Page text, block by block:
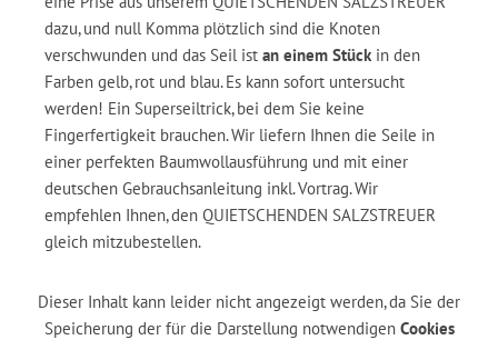
dazu, und null Komma plötzlich sind die Knoten
verschwunden und das Seil ist an einem Stück in den
Farben gelb, rot und blau. Es kann sofort untersucht
werden! Ein Superseiltrick, bei dem Sie keine
Fingerfertigkeit brauchen. Wir liefern Ihnen die Seile in
einer perfekten Baumwollausführung und mit einer
deutschen Gebrauchsanleitung inkl. Vortrag. Wir
empfehlen Ihnen, den QUIETSCHENDEN SALZSTREUER
gleich mitzubestellen.
Dieser Inhalt kann leider nicht angezeigt werden, da Sie der
Speicherung der für die Darstellung notwendigen Cookies